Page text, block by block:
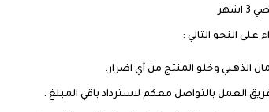
النحو التالي :
وخلو المنتج من أي اضرار.
العمل بالتواصل معكم لاسترداد باقي المبلغ .